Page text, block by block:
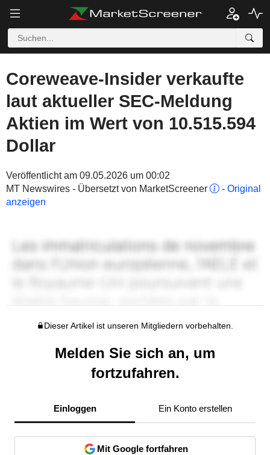
Coreweave-Insider verkaufte
laut aktueller SEC-Meldung
Aktien im Wert von 10.515.594
Dollar
Veröffentlicht am 09.05.2026 um 00:02
MT Newswires - Übersetzt von MarketScreener
- Original
anzeigen
Dieser Artikel ist unseren Mitgliedern vorbehalten.
Melden Sie sich an, um
fortzufahren.
Einloggen Ein Konto erstellen
Mit Google fortfahren